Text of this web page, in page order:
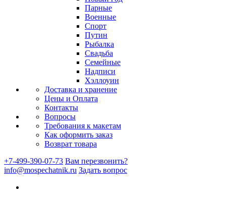
Парные
Военные
Спорт
Путин
Рыбалка
Свадьба
Семейные
Надписи
Хэллоуин
Доставка и хранение
Цены и Оплата
Контакты
Вопросы
Требования к макетам
Как оформить заказ
Возврат товара
+7-499-390-07-73 Вам перезвонить?
info@mospechatnik.ru Задать вопрос